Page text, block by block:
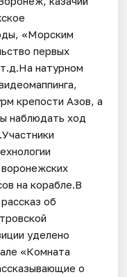
«Морским
первых
натурном
крепости Азов, а
наблюдать ход
на корабле.В
об
уделено
«Комната
о